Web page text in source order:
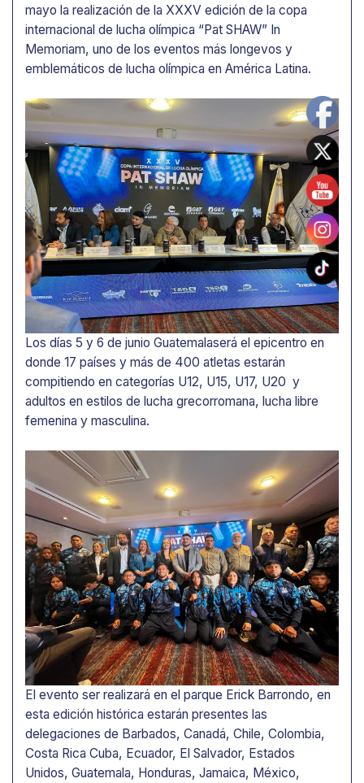
mayo la realización de la XXXV edición de la copa
internacional de lucha olímpica “Pat SHAW” In
Memoriam, uno de los eventos más longevos y
emblemáticos de lucha olímpica en América Latina.
Los días 5 y 6 de junio Guatemalaserá el epicentro en
donde 17 países y más de 400 atletas estarán
compitiendo en categorías U12, U15, U17, U20 y
adultos en estilos de lucha grecorromana, lucha libre
femenina y masculina.
El evento ser realizará en el parque Erick Barrondo, en
esta edición histórica estarán presentes las
delegaciones de Barbados, Canadá, Chile, Colombia,
Costa Rica Cuba, Ecuador, El Salvador, Estados
Unidos, Guatemala, Honduras, Jamaica, México,